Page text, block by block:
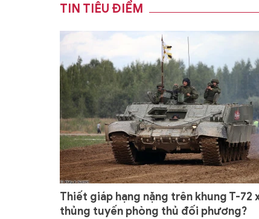
TIN TIÊU ĐIỂM
Thiết giáp hạng nặng trên khung T-72
thủng tuyến phòng thủ đối phương?